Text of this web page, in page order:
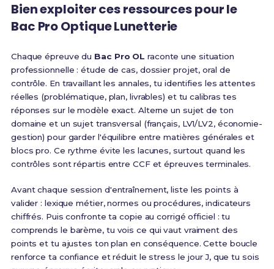
Bien exploiter ces ressources pour le
Bac Pro Optique Lunetterie
Chaque épreuve du Bac Pro OL raconte une situation
professionnelle : étude de cas, dossier projet, oral de
contrôle. En travaillant les annales, tu identifies les attentes
réelles (problématique, plan, livrables) et tu calibras tes
réponses sur le modèle exact. Alterne un sujet de ton
domaine et un sujet transversal (français, LV1/LV2, économie-
gestion) pour garder l'équilibre entre matières générales et
blocs pro. Ce rythme évite les lacunes, surtout quand les
contrôles sont répartis entre CCF et épreuves terminales.
Avant chaque session d'entraînement, liste les points à
valider : lexique métier, normes ou procédures, indicateurs
chiffrés. Puis confronte ta copie au corrigé officiel : tu
comprends le barème, tu vois ce qui vaut vraiment des
points et tu ajustes ton plan en conséquence. Cette boucle
renforce ta confiance et réduit le stress le jour J, que tu sois